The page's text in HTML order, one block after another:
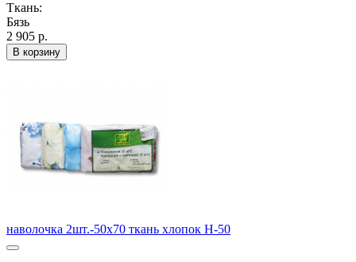
Ткань:
Бязь
2 905 р.
В корзину
наволочка 2шт.-50х70 ткань хлопок Н-50